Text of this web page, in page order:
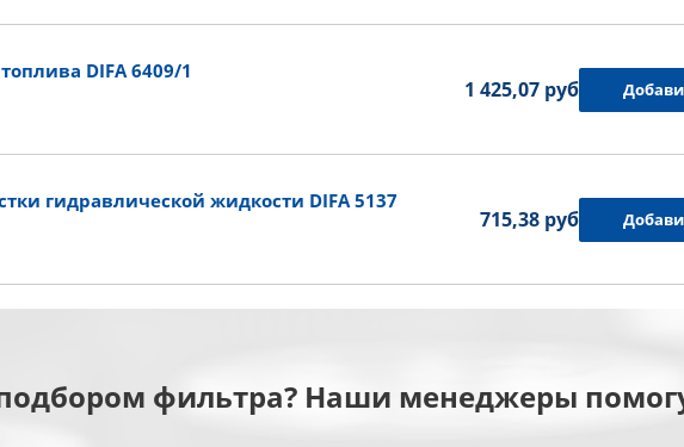
DIFA 6409/1
1 425,07 руб.
гидравлической жидкости DIFA 5137
715,38 руб.
фильтра? Наши менеджеры